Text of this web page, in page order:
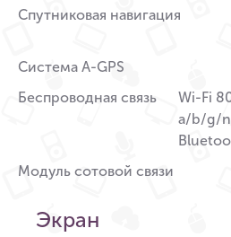
Спутниковая навигация
Система A-GPS
Беспроводная связь
Wi-Fi
a/b/g/
Модуль сотовой связи
Экран